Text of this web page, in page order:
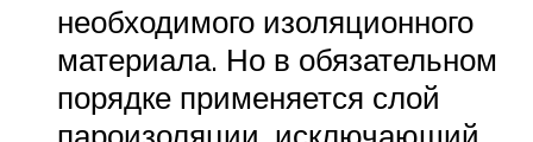
необходимого изоляционного
материала. Но в обязательном
порядке применяется слой